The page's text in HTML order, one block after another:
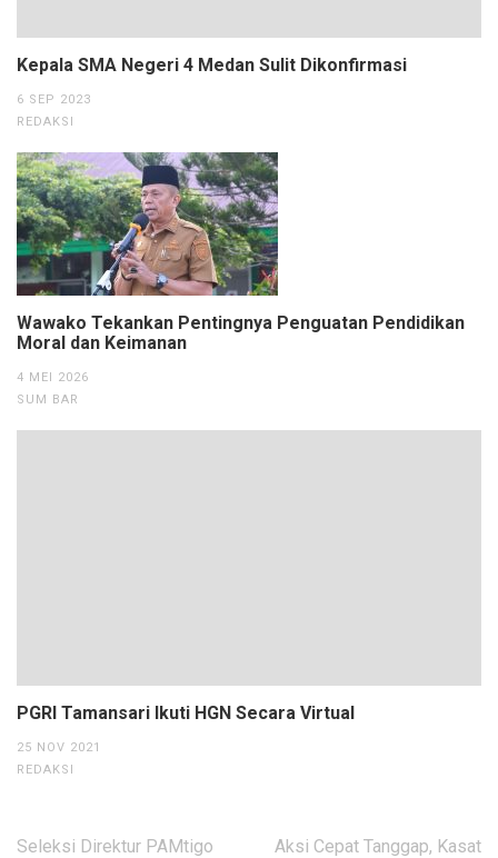
Kepala SMA Negeri 4 Medan Sulit Dikonfirmasi
6 SEP 2023
REDAKSI
Wawako Tekankan Pentingnya Penguatan Pendidikan
Moral dan Keimanan
4 MEI 2026
SUM BAR
PGRI Tamansari Ikuti HGN Secara Virtual
25 NOV 2021
REDAKSI
Navigasi
Seleksi Direktur PAMtigo Aksi Cepat Tanggap, Kasat